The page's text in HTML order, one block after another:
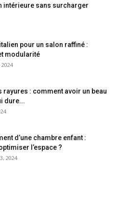
intérieure sans surcharger
pour un salon raffiné :
modularité
rayures : comment avoir un beau
dure...
d’une chambre enfant :
l’espace ?
2024